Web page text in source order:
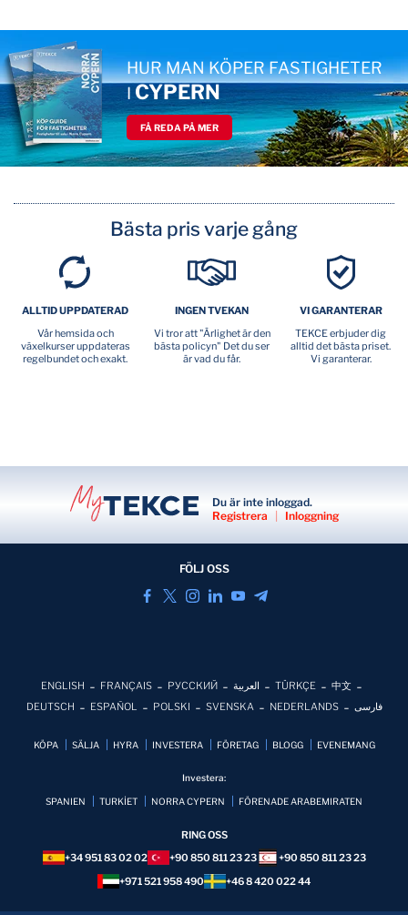
HUR MAN KÖPER FASTIGHETER
I CYPERN
FÅ REDA PÅ MER
Bästa pris varje gång
ALLTID UPPDATERAD
Vår hemsida och
växelkurser uppdateras
regelbundet och exakt.
INGEN TVEKAN
Vi tror att "Ärlighet är den
bästa policyn" Det du ser
är vad du får.
VI GARANTERAR
TEKCE erbjuder dig
alltid det bästa priset.
Vi garanterar.
Du är inte inloggad.
Registrera
| Inloggning
FÖLJ OSS
ENGLISH FRANÇAIS РУССКИЙ العربية TÜRKÇE
中文
DEUTSCH
ESPAÑOL POLSKI SVENSKA NEDERLANDS فارسی
KÖPA SÄLJA HYRA INVESTERA FÖRETAG BLOGG EVENEMANG
Investera:
SPANIEN TURKİET NORRA CYPERN FÖRENADE ARABEMIRATEN
RING OSS
+34 951 83 02 02
+90 850 811 23 23
+90 850 811 23 23
+971 521 958 490
+46 8 420 022 44